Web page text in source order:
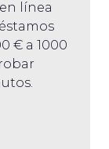
línea
€ a 1000